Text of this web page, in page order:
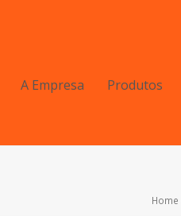
A Empresa Produtos
Home